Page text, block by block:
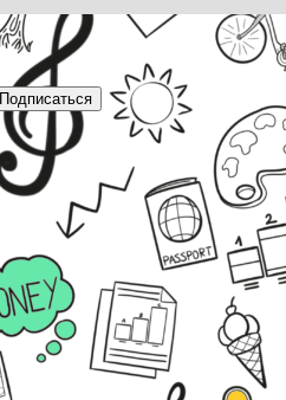
Подписаться